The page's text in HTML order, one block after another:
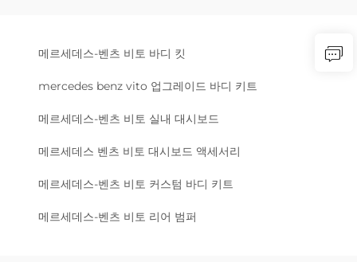
메르세데스-벤츠 비토 바디 킷
mercedes benz vito 업그레이드 바디 키트
메르세데스-벤츠 비토 실내 대시보드
메르세데스 벤츠 비토 대시보드 액세서리
메르세데스-벤츠 비토 커스텀 바디 키트
메르세데스-벤츠 비토 리어 범퍼